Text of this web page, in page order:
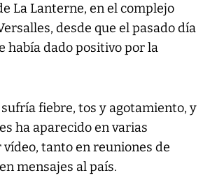
La Lanterne, en el complejo
desde que el pasado día
había dado positivo por la
fiebre, tos y agotamiento, y
ha aparecido en varias
vídeo, tanto en reuniones de
mensajes al país.